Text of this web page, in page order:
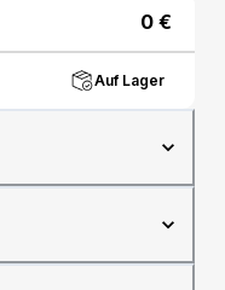
0 €
Auf Lager